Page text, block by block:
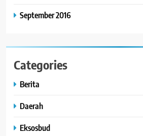
September 2016
Categories
Berita
Daerah
Eksosbud